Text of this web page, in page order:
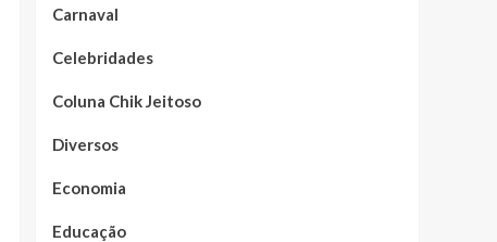
Carnaval
Celebridades
Coluna Chik Jeitoso
Diversos
Economia
Educação